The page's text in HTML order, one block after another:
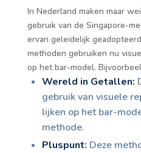
In Nederland maken maar
gebruik van de Singapore-
ervan geleidelijk
methoden gebruiken nu
op het bar-model.
Wereld in Getallen:
gebruik van visuele
lijken op het bar-
methode.
Pluspunt: Deze